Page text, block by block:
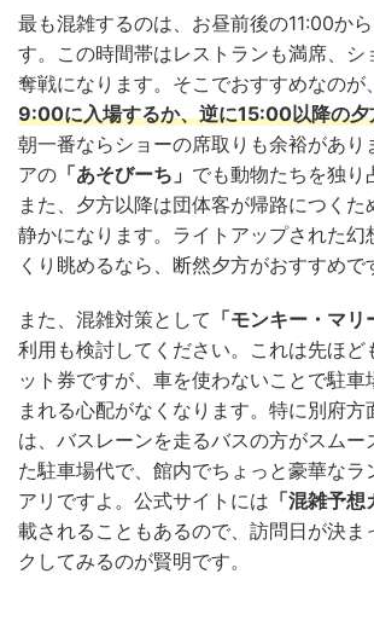
最も混雑するのは、お昼前後の11:00か
す。この時間帯はレストランも満席、シ
奪戦になります。そこでおすすめなのが、
9:00に入場するか、逆に15:00以降の夕
朝一番ならショーの席取りも余裕があり
アの 「あそびーち」 でも動物たちを独り
また、夕方以降は団体客が帰路につくた
静かになります。ライトアップされた幻
くり眺めるなら、断然夕方がおすすめで
また、混雑対策として 「モンキー・マリ
利用も検討してください。これは先ほど
ット券ですが、車を使わないことで駐車
まれる心配がなくなります。特に別府方
は、バスレーンを走るバスの方がスムー
た駐車場代で、館内でちょっと豪華なラ
アリですよ。公式サイトには 「混雑予想
載されることもあるので、訪問日が決ま
クしてみるのが賢明です。